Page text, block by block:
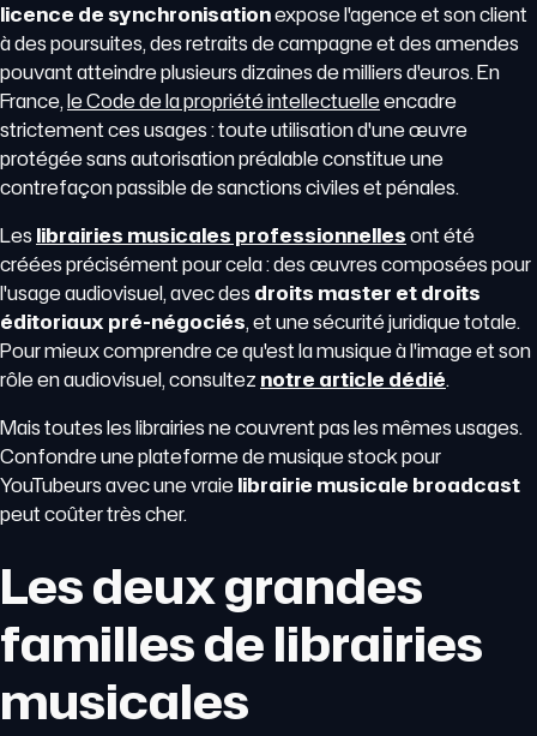
licence de synchronisationexpose l'agence et son client
à des poursuites, des retraits de campagne et des amendes
pouvant atteindre plusieurs dizaines de milliers d'euros. En
France,le Code de la propriété intellectuelleencadre
strictement ces usages : toute utilisation d'une œuvre
protégée sans autorisation préalable constitue une
contrefaçon passible de sanctions civiles et pénales.
Leslibrairies musicales professionnellesont été
créées précisément pour cela : des œuvres composées pour
l'usage audiovisuel, avec desdroits master et droits
éditoriaux pré-négociés, et une sécurité juridique totale.
Pour mieux comprendre ce qu'est la musique à l'image et son
rôle en audiovisuel, consultez notre article dédié.
Mais toutes les librairies ne couvrent pas les mêmes usages.
Confondre une plateforme de musique stock pour
YouTubeurs avec une vraielibrairie musicale broadcast
peut coûter très cher.
Les deux grandes
familles de librairies
musicales